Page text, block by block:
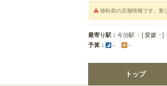
移転前の店舗情報です。新
最寄り駅： 今治駅 [愛媛 ]
予算： - -
トップ